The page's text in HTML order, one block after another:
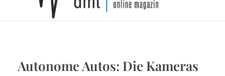
Puls Magazin
Zukunft der Mobilität
Autonome Autos: Die Kameras